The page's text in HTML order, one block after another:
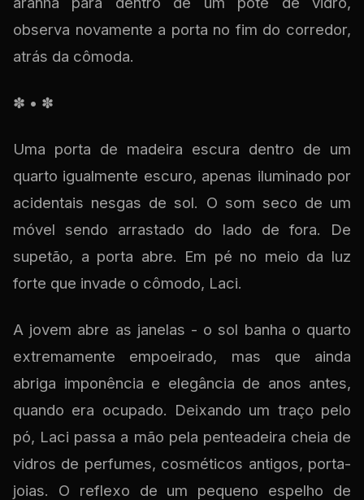
observa novamente a porta no fim do corredor,
atrás da cômoda.
✽ • ✽
Uma porta de madeira escura dentro de um
quarto igualmente escuro, apenas iluminado por
acidentais nesgas de sol. O som seco de um
móvel sendo arrastado do lado de fora. De
supetão, a porta abre. Em pé no meio da luz
forte que invade o cômodo, Laci.
A jovem abre as janelas - o sol banha o quarto
extremamente empoeirado, mas que ainda
abriga imponência e elegância de anos antes,
quando era ocupado. Deixando um traço pelo
pó, Laci passa a mão pela penteadeira cheia de
vidros de perfumes, cosméticos antigos, porta-
joias. O reflexo de um pequeno espelho de